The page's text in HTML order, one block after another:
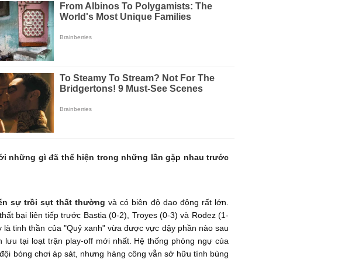
những gì đã thể hiện trong những lần gặp nhau trước
sự trồi sụt thất thường và có biên độ dao động rất lớn.
bại liên tiếp trước Bastia (0-2), Troyes (0-3) và Rodez (1-
tinh thần của "Quỷ xanh" vừa được vực dậy phần nào sau
tại loạt trận play-off mới nhất. Hệ thống phòng ngự của
bóng chơi áp sát, nhưng hàng công vẫn sở hữu tính bùng